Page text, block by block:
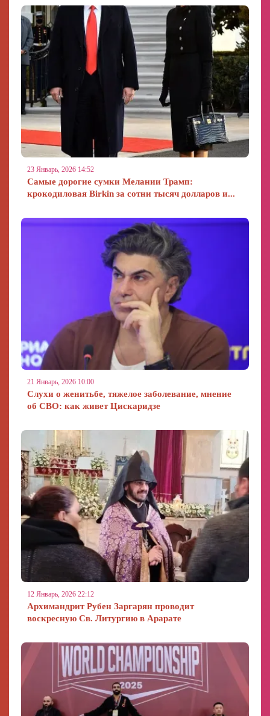
23 Январь, 2026 14:52
Самые дорогие сумки Мелании Трамп:
крокодиловая Birkin за сотни тысяч долларов и...
21 Январь, 2026 10:00
Слухи о женитьбе, тяжелое заболевание, мнение
об СВО: как живет Цискаридзе
12 Январь, 2026 22:12
Архимандрит Рубен Заргарян проводит
воскресную Св. Литургию в Арарате